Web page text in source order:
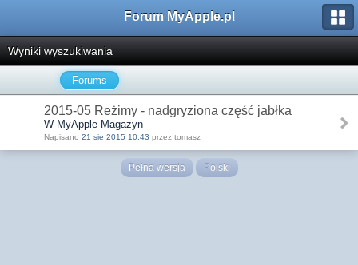
Forum MyApple.pl
Wyniki wyszukiwania
Forums
2015-05 Reżimy - nadgryziona część jabłka
W MyApple Magazyn
Napisano 21 sie 2015 10:43 przez tomasz
Pełna wersja Polski